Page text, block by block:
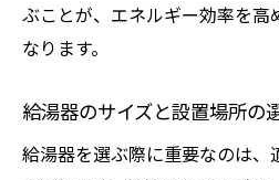
メンテナンス履歴の
メンテナンス契約のメ
日常点検で確認すべき
ぶことが、エネルギー効率を高
なります。
給湯器のサイズと設置場所の
給湯器を選ぶ際に重要なのは